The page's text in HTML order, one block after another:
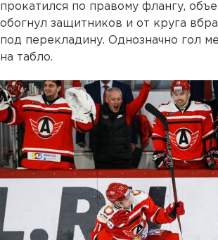
прокатился по правому флангу,
обогнул защитников и от круга
под перекладину. Однозначно гол
на табло.